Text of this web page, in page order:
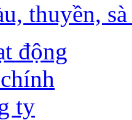
thuyền,
động
ty